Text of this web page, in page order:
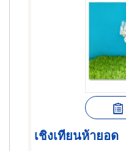
เชิงเทียนห้ายอด